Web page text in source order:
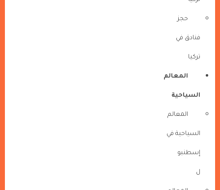
حجز
فنادق في
تركيا
المعالم
السياحية
المعالم
السياحية في
إسطنبو
ل